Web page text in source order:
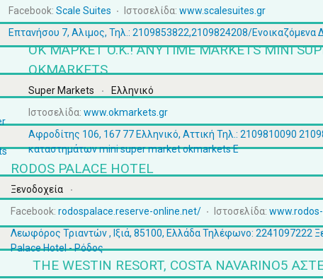
Facebook: Scale Suites Ιστοσελίδα: www.scalesuites.gr
Επτανήσου 7, Αλιμος, Τηλ.: 2109853822,2109824208/Ενοικαζόμενα
ΟΚ ΜΑΡΚΕΤ O.K.! ANYTIME MARKETS MINI
OKMARKETS
Super Markets
Ελληνικό
Ιστοσελίδα: www.okmarkets.gr
Αφροδίτης 106, 167 77 Ελληνικό, Αττική Τηλ.: 2109810090
καταστημάτων mini super market okmarkets Ε
RODOS PALACE HOTEL
Ξενοδοχεία
Facebook: rodospalace.reserve-online.net/ Ιστοσελίδα:
Λεωφόρος Τριαντών , Ιξιά, 85100, Ελλάδα Τηλέφωνο: 2241097222
Palace Hotel - Ρόδος
THE WESTIN RESORT, COSTA NAVARINO5